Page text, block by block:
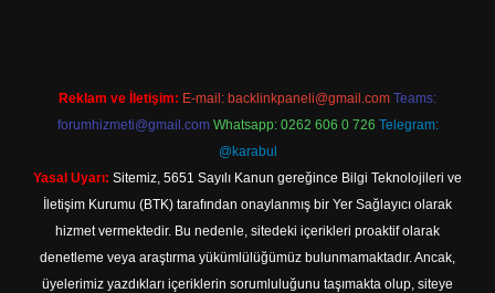
Reklam ve İletişim: E-mail: backlinkpaneli@gmail.com Teams:
forumhizmeti@gmail.com Whatsapp: 0262 606 0 726 Telegram:
@karabul
Yasal Uyarı: Sitemiz, 5651 Sayılı Kanun gereğince Bilgi Teknolojileri ve
İletişim Kurumu (BTK) tarafından onaylanmış bir Yer Sağlayıcı olarak
hizmet vermektedir. Bu nedenle, sitedeki içerikleri proaktif olarak
denetleme veya araştırma yükümlülüğümüz bulunmamaktadır. Ancak,
üyelerimiz yazdıkları içeriklerin sorumluluğunu taşımakta olup, siteye